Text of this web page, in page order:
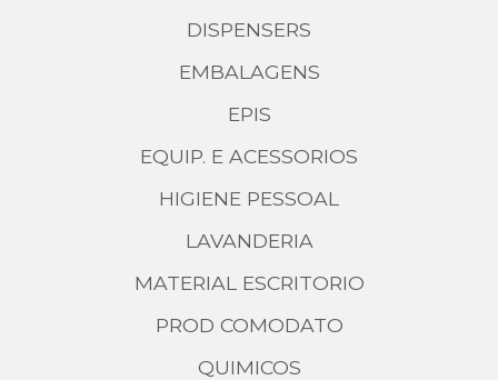
DISPENSERS
EMBALAGENS
EPIS
EQUIP. E ACESSORIOS
HIGIENE PESSOAL
LAVANDERIA
MATERIAL ESCRITORIO
PROD COMODATO
QUIMICOS